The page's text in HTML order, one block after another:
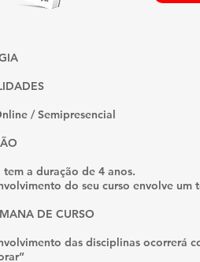
/ Semipresencial
tem a duração de 4 anos.
do seu curso envolve um
DE CURSO
das disciplinas ocorrerá